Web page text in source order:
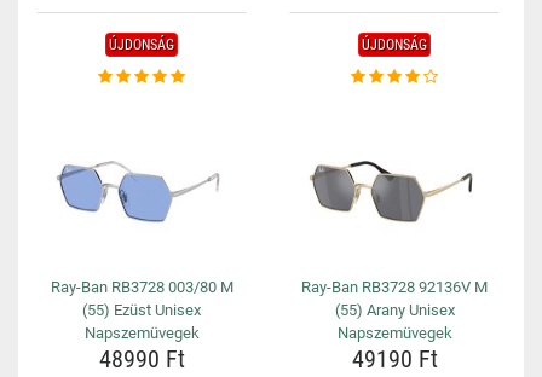
ÚJDONSÁG
Ray-Ban RB3728 003/80 M
(55) Ezüst Unisex
Napszemüvegek
48990 Ft
ÚJDONSÁG
Ray-Ban RB3728 92136V M
(55) Arany Unisex
Napszemüvegek
49190 Ft